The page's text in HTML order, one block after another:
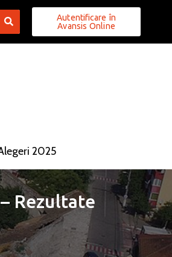
Autentificare în
Avansis Online
2025
Rezultate